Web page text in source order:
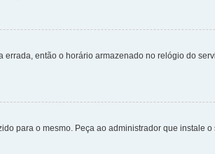
então o horário armazenado no relógio do
para o mesmo. Peça ao administrador que instale